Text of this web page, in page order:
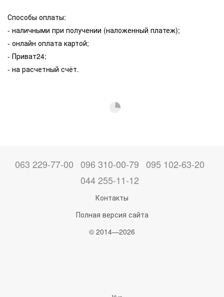
Способы оплаты:
- наличными при получении (наложенный платеж);
- онлайн оплата картой;
- Приват24;
- на расчетный счёт.
063 229-77-00 096 310-00-79 095 102-63-20
044 255-11-12
Контакты
Полная версия сайта
© 2014—2026